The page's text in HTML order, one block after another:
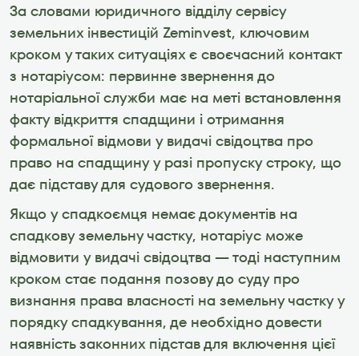
За словами юридичного відділу сервісу
земельних інвестицій Zeminvest, ключовим
кроком у таких ситуаціях є своєчасний контакт
з нотаріусом: первинне звернення до
нотаріальної служби має на меті встановлення
факту відкриття спадщини і отримання
формальної відмови у видачі свідоцтва про
право на спадщину у разі пропуску строку, що
дає підставу для судового звернення.
Якщо у спадкоємця немає документів на
спадкову земельну частку, нотаріус може
відмовити у видачі свідоцтва — тоді наступним
кроком стає подання позову до суду про
визнання права власності на земельну частку у
порядку спадкування, де необхідно довести
наявність законних підстав для включення цієї